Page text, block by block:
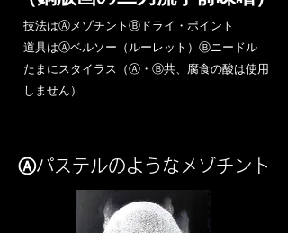
​技法はⒶメゾチントⒷドライ・ポイント
道具はⒶベルソー（ルーレット）Ⓑニードル
​たまにスタイラス（Ⓐ・Ⓑ共、腐食の酸は使用
しません）
Ⓐパステルのようなメゾチント